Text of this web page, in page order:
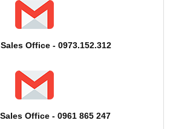
Office - 0973.152.312
Office - 0961 865 247